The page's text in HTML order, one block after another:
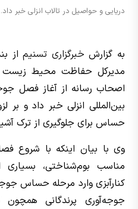
دریایی و حواصیل در تالاب انزلی خبر داد.
به گزارش خبرگزاری تسنیماز
مدیرکل حفاظت محیط زیست
اصحاب رسانه از آغاز فصل
بین‌المللی انزلی خبر داد و
حساس برای جلوگیری از ترک
وی با بیان اینکه با شروع
مناسب بوم‌شناختی، بسیاری
کنارآبزی وارد مرحله حساس
جوجه‌آوری پرندگانی